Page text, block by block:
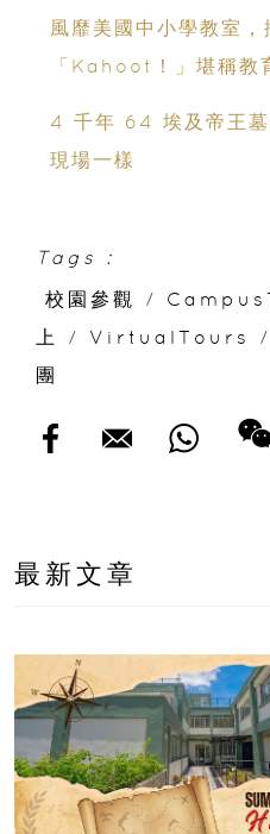
風靡美國中小學教室，
「Kahoot！」堪稱
4 千年 64 埃及帝王
現場一樣
Tags :
校園參觀
/
上
/ VirtualTours /
團
最新文章